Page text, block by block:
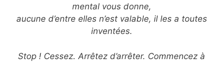
mental vous donne,
aucune d’entre elles n’est valable, il les a toutes
inventées.
Stop ! Cessez. Arrêtez d’arrêter. Commencez à